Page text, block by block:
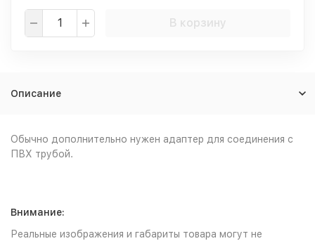
В корзину
Описание
Обычно дополнительно нужен адаптер для соединения с
ПВХ трубой.
Внимание:
Реальные изображения и габариты товара могут не